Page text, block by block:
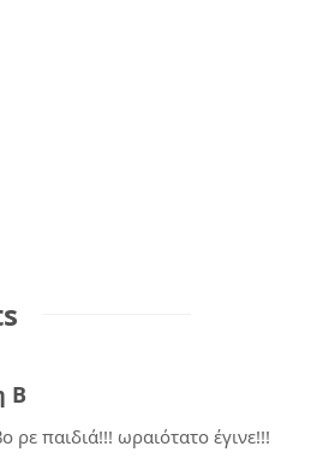
B
ρε παιδιά!!! ωραιότατο έγινε!!!